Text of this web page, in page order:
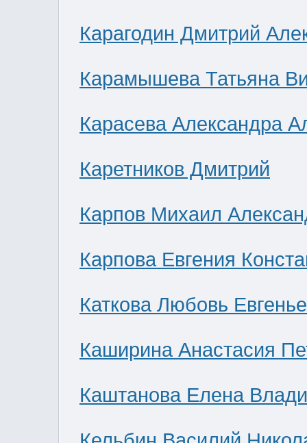
Карагодин Дмитрий
Карамышева Татьяна
Карасева Александра
Каретников Дмитрий
Карпов Михаил
Карпова Евгения
Каткова Любовь
Каширина Анастасия
Каштанова Елена